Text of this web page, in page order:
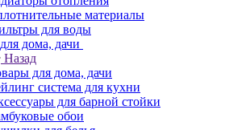
материалы
для воды
дома, дачи
Назад
для дома, дачи
система для кухни
для барной стойки
обои